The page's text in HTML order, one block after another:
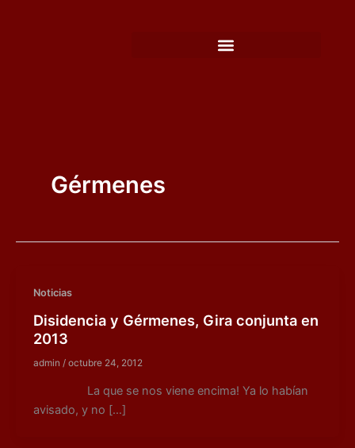
Gérmenes
Noticias
Disidencia y Gérmenes, Gira conjunta en
2013
admin / octubre 24, 2012
La que se nos viene encima! Ya lo habían
avisado, y no […]